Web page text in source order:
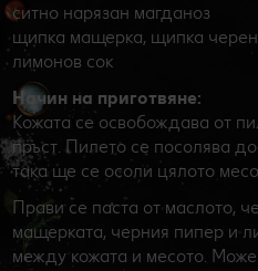
ситно нарязан магданоз
щипка мащерка, щипка черен
лимонов сок
Начин на приготвяне:
Кожата се освобождава от
пръст. Пилето се посолява
така ще се осоли цялото месо.
Прави се паста от маслото,
мащерката, черния пипер и
между кожата и месото.